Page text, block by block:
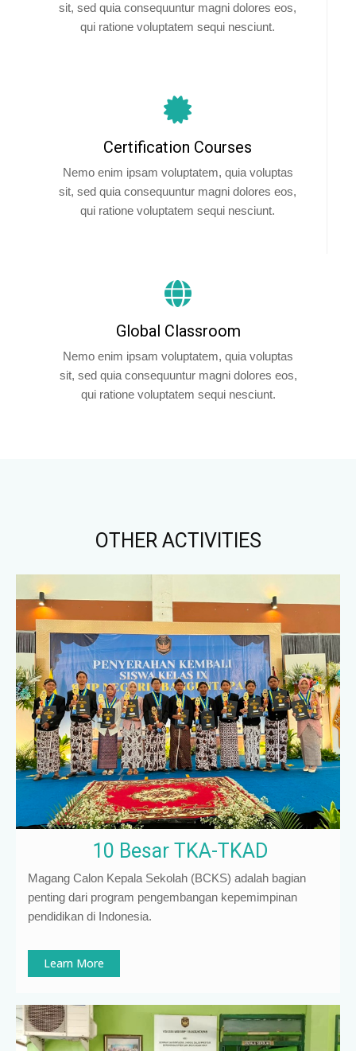
sit, sed quia consequuntur magni dolores eos,
qui ratione voluptatem sequi nesciunt.
Certification Courses
Nemo enim ipsam voluptatem, quia voluptas
sit, sed quia consequuntur magni dolores eos,
qui ratione voluptatem sequi nesciunt.
Global Classroom
Nemo enim ipsam voluptatem, quia voluptas
sit, sed quia consequuntur magni dolores eos,
qui ratione voluptatem sequi nesciunt.
OTHER ACTIVITIES
10 Besar TKA-TKAD
Magang Calon Kepala Sekolah (BCKS) adalah bagian
penting dari program pengembangan kepemimpinan
pendidikan di Indonesia.
Learn More